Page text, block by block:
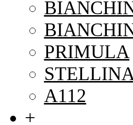
PRIMULA
A112
+